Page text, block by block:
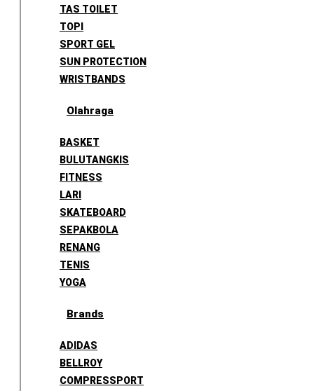
TAS TOILET
TOPI
SPORT GEL
SUN PROTECTION
WRISTBANDS
Olahraga
BASKET
BULUTANGKIS
FITNESS
LARI
SKATEBOARD
SEPAKBOLA
RENANG
TENIS
YOGA
Brands
ADIDAS
BELLROY
COMPRESSPORT